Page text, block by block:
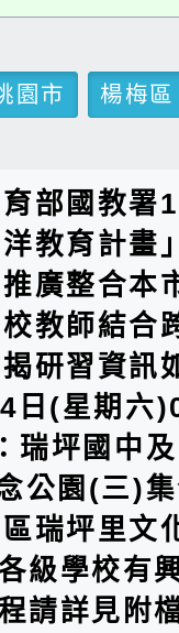
園市
楊梅區
部國教署
教育計畫
廣整合本
教師結合
研習資訊
日(星期六
瑞坪國中
公園(三)
瑞坪里文
級學校有
請詳見附